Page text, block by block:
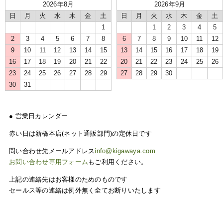
2026年8月
日
月 火 水 木 金
土
1
2
3 4 5 6 7
8
9
10 11 12 13 14
15
16
17 18 19 20 21
22
23
24 25 26 27 28
29
30
31
2026年9月
日
月 火 水 木 金
土
1
2 3 4
5
6
7 8 9 10 11
12
13
14 15 16 17 18
19
20
21 22 23 24 25
26
27
28 29 30
● 営業日カレンダー
赤い日は新橋本店(ネット通販部門)の定休日です
問い合わせ先メールアドレスinfo@kigawaya.com
お問い合わせ専用フォーム もご利用ください。
上記の連絡先はお客様のためのものです
セールス等の連絡は例外無く全てお断りいたします